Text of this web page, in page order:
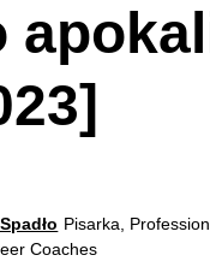
Pisarka,
Coaches